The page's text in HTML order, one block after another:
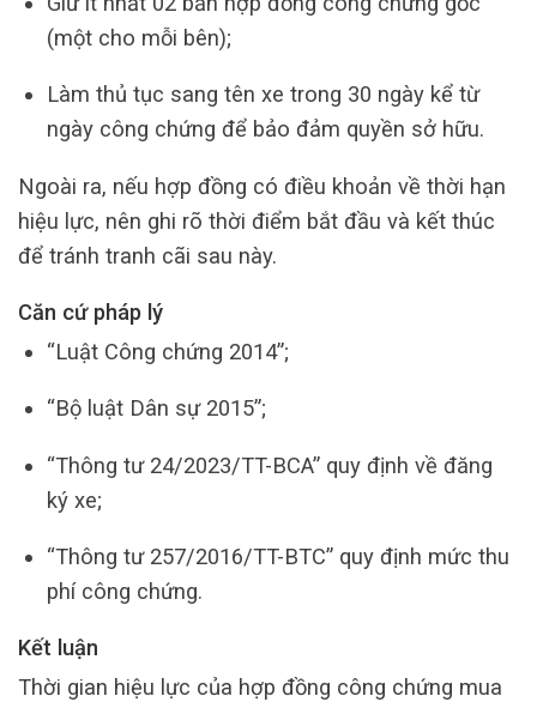
(một cho mỗi bên);
Làm thủ tục sang tên xe trong 30 ngày kể từ
ngày công chứng để bảo đảm quyền sở hữu.
Ngoài ra, nếu hợp đồng có điều khoản về thời hạn
hiệu lực, nên ghi rõ thời điểm bắt đầu và kết thúc
để tránh tranh cãi sau này.
Căn cứ pháp lý
“Luật Công chứng 2014”;
“Bộ luật Dân sự 2015”;
“Thông tư 24/2023/TT-BCA” quy định về đăng
ký xe;
“Thông tư 257/2016/TT-BTC” quy định mức thu
phí công chứng.
Kết luận
Thời gian hiệu lực của hợp đồng công chứng mua